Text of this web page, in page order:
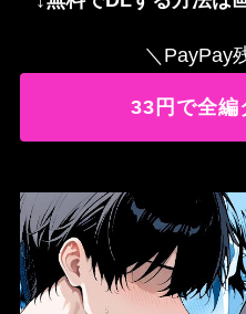
＼PayPay
33円で全編